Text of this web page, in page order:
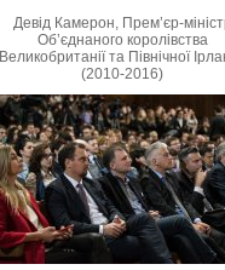
Девід Камерон, Прем’єр-
Об’єднаного королівства
Великобританії та Північної
(2010-2016)